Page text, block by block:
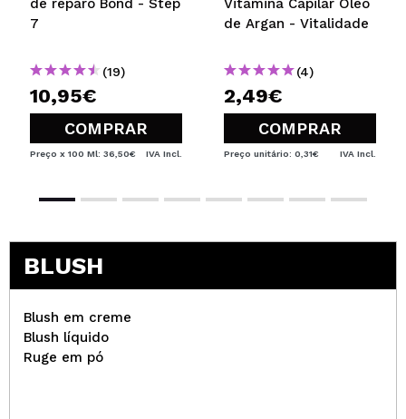
de reparo Bond - Step
7
(19)
10,95€
COMPRAR
Preço x 100 Ml: 36,50€ IVA Incl.
Vitamina Capilar Óleo
de Argan - Vitalidade
(4)
2,49€
COMPRAR
Preço unitário: 0,31€ IVA Incl.
BLUSH
Blush em creme
Blush líquido
Ruge em pó